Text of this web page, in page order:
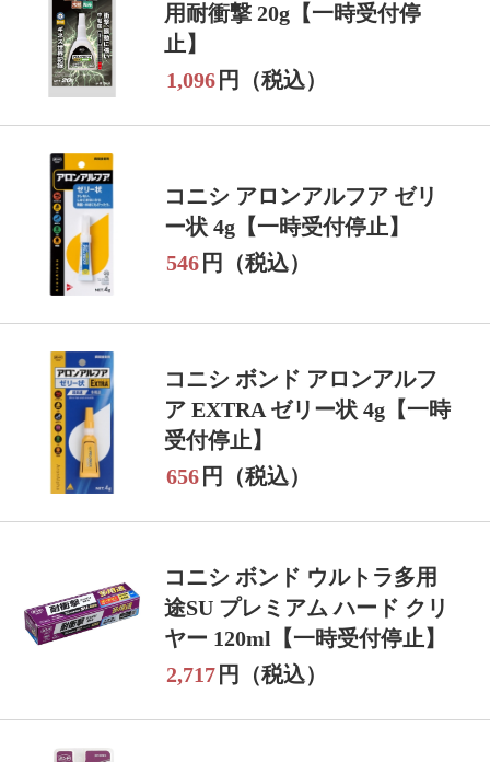
用耐衝撃 20g【一時受付停
止】
1,096 円（税込）
コニシ アロンアルフア ゼリ
ー状 4g【一時受付停止】
546 円（税込）
コニシ ボンド アロンアルフ
ア EXTRA ゼリー状 4g【一時
受付停止】
656 円（税込）
コニシ ボンド ウルトラ多用
途SU プレミアム ハード クリ
ヤー 120ml【一時受付停止】
2,717 円（税込）